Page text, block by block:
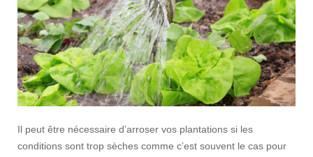
Il peut être nécessaire d’arroser vos plantations si les
conditions sont trop sèches comme c’est souvent le cas pour